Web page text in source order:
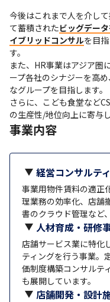
今後はこれまで人を介し
て蓄積されたビッグデー
イブリッドコンサルを目
す。
また、HR事業はアジア圏
ープ各社のシナジーを高
なグループを目指します。
さらに、こども食堂など
の生産性/地位向上に寄与
事業内容
経営コンサルテ
事業用物件賃料の適正
理業務の効率化、店舗
書のクラウド管理など
人材育成・研修
店舗サービス業に特化
ティングを行う事業。
価制度構築コンサルテ
も展開しています。
店舗開発・設計